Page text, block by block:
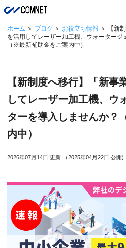
ホーム ＞ ブログ ＞ お役立ち情報 ＞ 【新
を活用してレーザー加工機、ウォータージ
（※最新補助金をご案内中）
【新制度へ移行】「新事
してレーザー加工機、ウ
ターを導入しませんか？
内中）
2026年07月14日 更新 （2025年04月22日 公開)